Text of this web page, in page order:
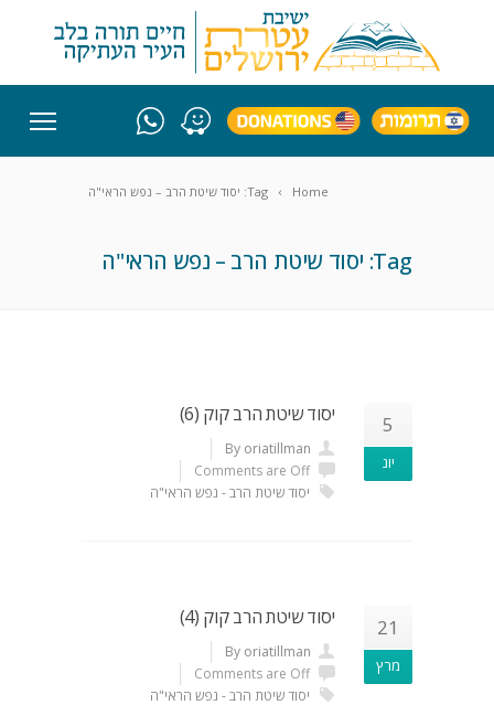
Home Tag: יסוד שיטת הרב – נפש הראי"ה
Tag: יסוד שיטת הרב – נפש הראי"ה
5
יונ
יסוד שיטת הרב קוק (6)
By oriatillman
Comments are Off
יסוד שיטת הרב - נפש הראי"ה
21
מרץ
יסוד שיטת הרב קוק (4)
By oriatillman
Comments are Off
יסוד שיטת הרב - נפש הראי"ה